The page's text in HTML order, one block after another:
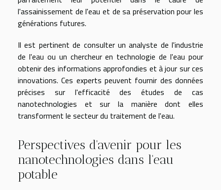
l'assainissement de l'eau et de sa préservation pour les
générations futures.
Il est pertinent de consulter un analyste de l'industrie
de l'eau ou un chercheur en technologie de l'eau pour
obtenir des informations approfondies et à jour sur ces
innovations. Ces experts peuvent fournir des données
précises sur l'efficacité des études de cas
nanotechnologies et sur la manière dont elles
transforment le secteur du traitement de l'eau.
Perspectives d'avenir pour les
nanotechnologies dans l'eau
potable